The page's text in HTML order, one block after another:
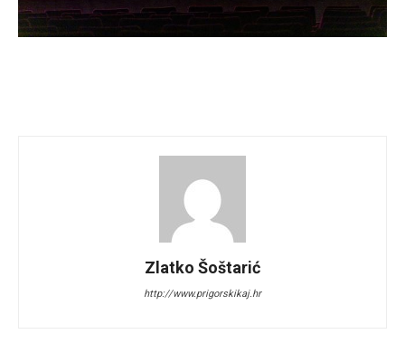
Zlatko Šoštarić
http://www.prigorskikaj.hr